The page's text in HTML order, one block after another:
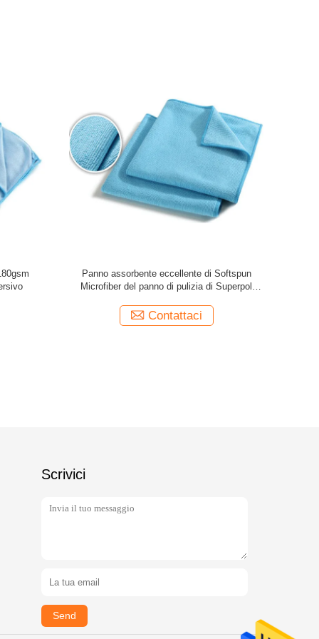
Panno assorbente eccellente di Softspun
Microfiber del panno di pulizia di Superpol
Contattaci
Scrivici
Send